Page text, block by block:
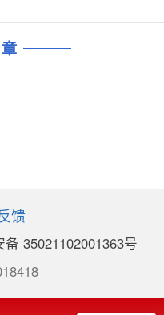
馈
备 35021102001363号